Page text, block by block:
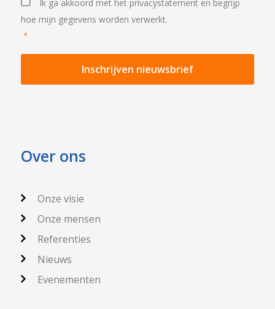
Ik ga akkoord met het privacystatement en begrijp
hoe mijn gegevens worden verwerkt.
*
Over ons
Onze visie
Onze mensen
Referenties
Nieuws
Evenementen